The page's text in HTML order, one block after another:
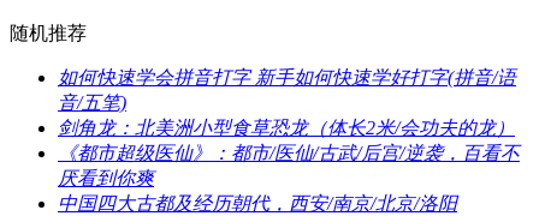
随机推荐
​如何快速学会拼音打字 新手如何快速学好打字(拼音/语
音/五笔)
​剑角龙：北美洲小型食草恐龙（体长2米/会功夫的龙）
​《都市超级医仙》：都市/医仙/古武/后宫/逆袭，百看不
厌看到你爽
​中国四大古都及经历朝代，西安/南京/北京/洛阳